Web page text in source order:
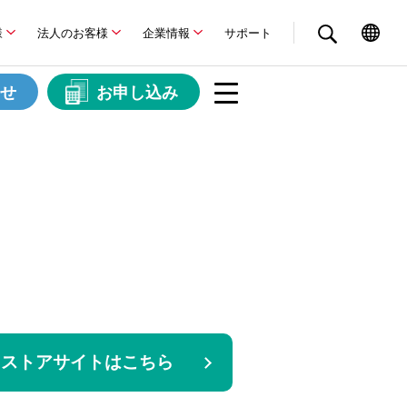
法人のお客様 企業情報 サポート
お申し込み
ストアサイトはこちら